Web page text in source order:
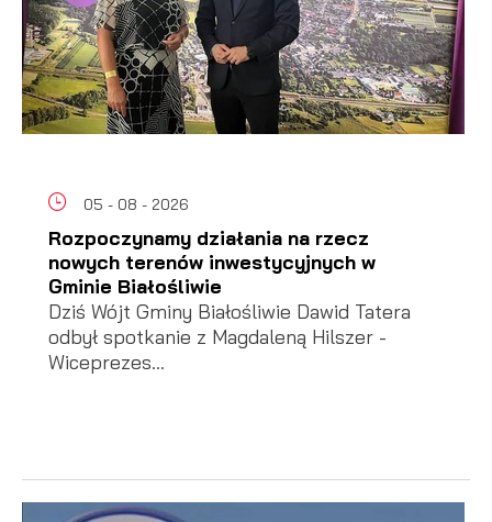
05 - 08 - 2026
Rozpoczynamy działania na rzecz
nowych terenów inwestycyjnych w
Gminie Białośliwie
Dziś Wójt Gminy Białośliwie Dawid Tatera
odbył spotkanie z Magdaleną Hilszer -
Wiceprezes...